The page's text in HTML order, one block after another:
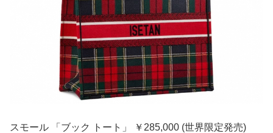
スモール 「ブック トート」 ￥285,000 (世界限定発売)